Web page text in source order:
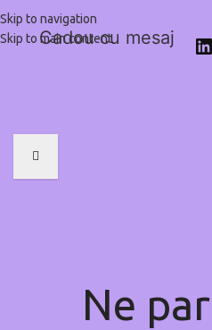
Skip to navigation
Skip to main content
Cadou cu mesaj
Ne